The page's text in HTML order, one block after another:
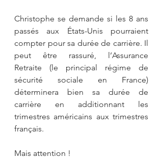
Christophe se demande si les 8 ans
passés aux États-Unis pourraient
compter pour sa durée de carrière. Il
peut être rassuré, l’Assurance
Retraite (le principal régime de
sécurité sociale en France)
déterminera bien sa durée de
carrière en additionnant les
trimestres américains aux trimestres
français.
Mais attention !